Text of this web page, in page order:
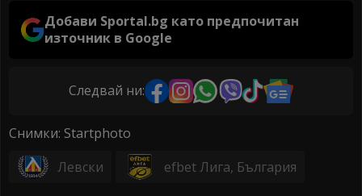
Добави Sportal.bg като предпочитан
източник в Google
Следвай ни:
Снимки: Startphoto
Левски
efbet Лига, България